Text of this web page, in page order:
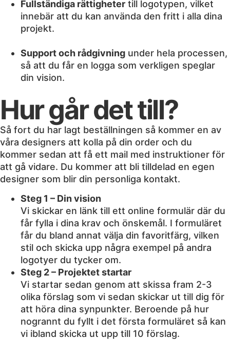
Fullständiga rättigheter till logotypen, vilket
innebär att du kan använda den fritt i alla dina
projekt.
Support och rådgivning under hela processen,
så att du får en logga som verkligen speglar
din vision.
Hur går det till?
Så fort du har lagt beställningen så kommer en av
våra designers att kolla på din order och du
kommer sedan att få ett mail med instruktioner för
att gå vidare. Du kommer att bli tilldelad en egen
designer som blir din personliga kontakt.
Steg 1 – Din vision
Vi skickar en länk till ett online formulär där du
får fylla i dina krav och önskemål. I formuläret
får du bland annat välja din favoritfärg, vilken
stil och skicka upp några exempel på andra
logotyer du tycker om.
Steg 2 – Projektet startar
Vi startar sedan genom att skissa fram 2-3
olika förslag som vi sedan skickar ut till dig för
att höra dina synpunkter. Beroende på hur
nogrannt du fyllt i det första formuläret så kan
vi ibland skicka ut upp till 10 förslag.